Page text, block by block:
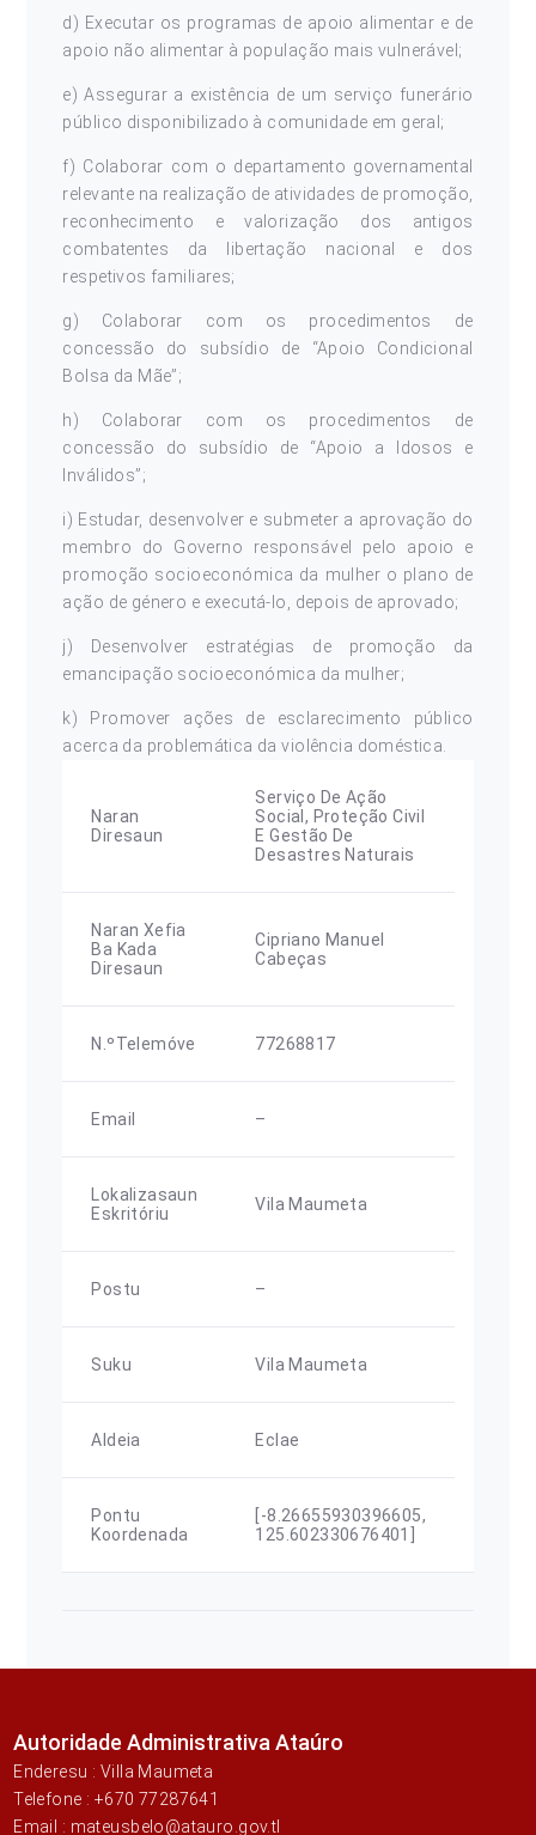
d) Executar os programas de apoio alimentar e de
apoio não alimentar à população mais vulnerável;
e) Assegurar a existência de um serviço funerário
público disponibilizado à comunidade em geral;
f) Colaborar com o departamento governamental
relevante na realização de atividades de promoção,
reconhecimento e valorização dos antigos
combatentes da libertação nacional e dos
respetivos familiares;
g) Colaborar com os procedimentos de
concessão do subsídio de “Apoio Condicional
Bolsa da Mãe”;
h) Colaborar com os procedimentos de
concessão do subsídio de “Apoio a Idosos e
Inválidos”;
i) Estudar, desenvolver e submeter a aprovação do
membro do Governo responsável pelo apoio e
promoção socioeconómica da mulher o plano de
ação de género e executá-lo, depois de aprovado;
j) Desenvolver estratégias de promoção da
emancipação socioeconómica da mulher;
k) Promover ações de esclarecimento público
acerca da problemática da violência doméstica.
Naran
Diresaun
Serviço De Ação
Social, Proteção Civil
E Gestão De
Desastres Naturais
Naran Xefia
Ba Kada
Diresaun
Cipriano Manuel
Cabeças
N.ºTelemóve 77268817
Email –
Lokalizasaun
Eskritóriu
Vila Maumeta
Postu –
Suku Vila Maumeta
Aldeia Eclae
Pontu
Koordenada
[-8.26655930396605,
125.602330676401]
Autoridade Administrativa Ataúro
Enderesu : Villa Maumeta
Telefone : +670 77287641
Email : mateusbelo@atauro.gov.tl